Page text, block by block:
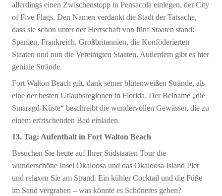
allerdings einen Zwischenstopp in Pensacola einlegen, der City
of Five Flags. Den Namen verdankt die Stadt der Tatsache,
dass sie schon unter der Herrschaft von fünf Staaten stand:
Spanien, Frankreich, Großbritannien, die Konföderierten
Staaten und nun die Vereinigten Staaten. Außerdem gibt es hier
geniale Strände.
Fort Walton Beach gilt, dank seiner blütenweißen Strände, als
eine der besten Urlaubsregionen in Florida. Der Beiname „die
Smaragd-Küste“ beschreibt die wundervollen Gewässer, die zu
einem erfrischenden Bad einladen.
13. Tag: Aufenthalt in Fort Walton Beach
Besuchen Sie heute auf Ihrer Südstaaten Tour die
wunderschöne Insel Okaloosa und das Okaloosa Island Pier
und relaxen Sie am Strand. Ein kühler Cocktail und die Füße
im Sand vergraben – was könnte es Schöneres geben?